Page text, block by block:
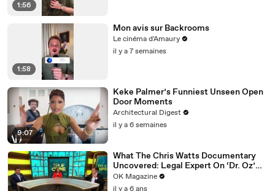
1:56
1:58
Mon avis sur Backrooms
Le cinéma d'Amaury
il y a 7 semaines
9:07
Keke Palmer’s Funniest Unseen Open
Door Moments
Architectural Digest
il y a 6 semaines
What The Chris Watts Documentary
Uncovered: Legal Expert On ‘Dr. Oz’
Has Theories
OK Magazine